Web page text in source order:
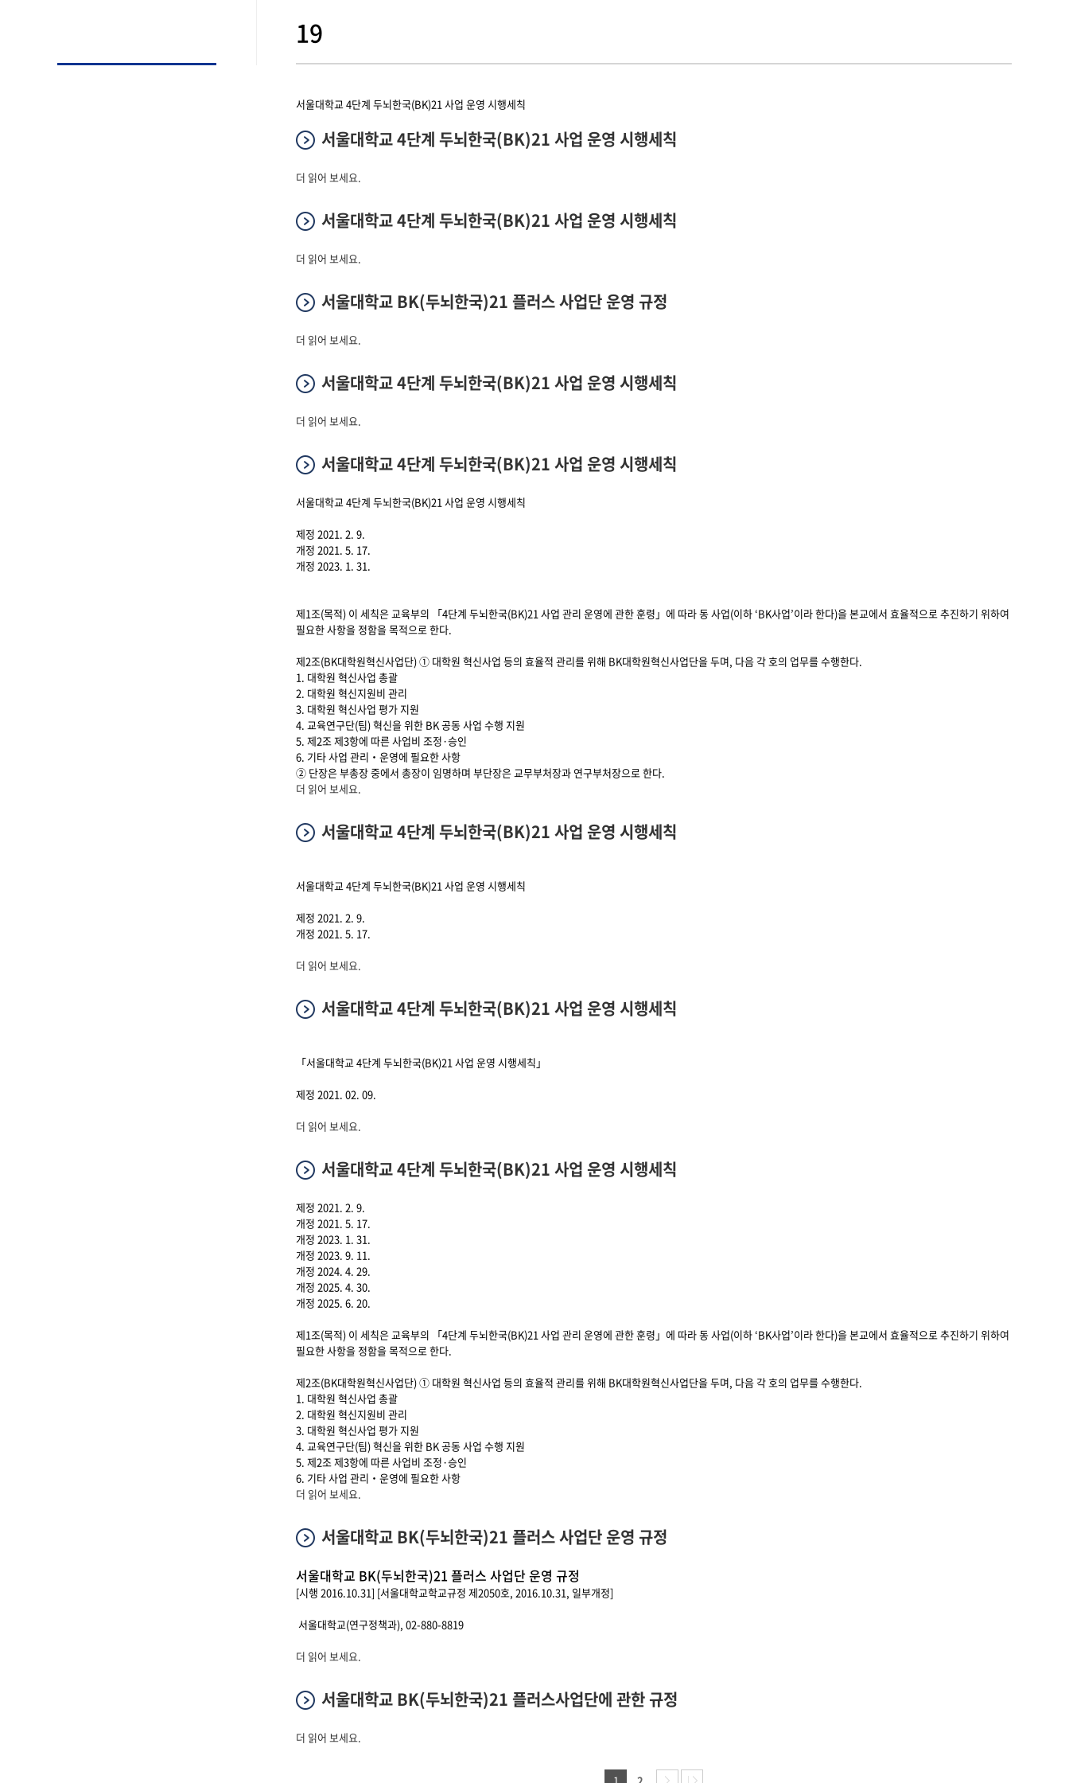
19
서울대학교 4단계 두뇌한국(BK)21 사업 운영 시행세칙
서울대학교 4단계 두뇌한국(BK)21 사업 운영 시행세칙
서울대학교 4단계 두뇌한국(BK)21 사업 운영 시행세칙에 대해서
더 읽어 보세요.
서울대학교 4단계 두뇌한국(BK)21 사업 운영 시행세칙
서울대학교 4단계 두뇌한국(BK)21 사업 운영 시행세칙에 대해서
더 읽어 보세요.
서울대학교 BK(두뇌한국)21 플러스 사업단 운영 규정
서울대학교 BK(두뇌한국)21 플러스 사업단 운영 규정에 대해서
더 읽어 보세요.
서울대학교 4단계 두뇌한국(BK)21 사업 운영 시행세칙
서울대학교 4단계 두뇌한국(BK)21 사업 운영 시행세칙에 대해서
더 읽어 보세요.
서울대학교 4단계 두뇌한국(BK)21 사업 운영 시행세칙
서울대학교 4단계 두뇌한국(BK)21 사업 운영 시행세칙
제정 2021. 2. 9.
개정 2021. 5. 17.
개정 2023. 1. 31.
제1조(목적) 이 세칙은 교육부의 「4단계 두뇌한국(BK)21 사업 관리 운영에 관한 훈령」에 따라 동 사업(이하 ‘BK사업’이라 한다)을 본교에서 효율적으로 추진하기 위하여
필요한 사항을 정함을 목적으로 한다.
제2조(BK대학원혁신사업단) ① 대학원 혁신사업 등의 효율적 관리를 위해 BK대학원혁신사업단을 두며, 다음 각 호의 업무를 수행한다.
1. 대학원 혁신사업 총괄
2. 대학원 혁신지원비 관리
3. 대학원 혁신사업 평가 지원
4. 교육연구단(팀) 혁신을 위한 BK 공동 사업 수행 지원
5. 제2조 제3항에 따른 사업비 조정·승인
6. 기타 사업 관리‧운영에 필요한 사항
② 단장은 부총장 중에서 총장이 임명하며 부단장은 교무부처장과 연구부처장으로 한다.
서울대학교 4단계 두뇌한국(BK)21 사업 운영 시행세칙에 대해서
더 읽어 보세요.
서울대학교 4단계 두뇌한국(BK)21 사업 운영 시행세칙
서울대학교 4단계 두뇌한국(BK)21 사업 운영 시행세칙
제정 2021. 2. 9.
개정 2021. 5. 17.
서울대학교 4단계 두뇌한국(BK)21 사업 운영 시행세칙에 대해서
더 읽어 보세요.
서울대학교 4단계 두뇌한국(BK)21 사업 운영 시행세칙
「서울대학교 4단계 두뇌한국(BK)21 사업 운영 시행세칙」
제정 2021. 02. 09.
서울대학교 4단계 두뇌한국(BK)21 사업 운영 시행세칙에 대해서
더 읽어 보세요.
서울대학교 4단계 두뇌한국(BK)21 사업 운영 시행세칙
제정 2021. 2. 9.
개정 2021. 5. 17.
개정 2023. 1. 31.
개정 2023. 9. 11.
개정 2024. 4. 29.
개정 2025. 4. 30.
개정 2025. 6. 20.
제1조(목적) 이 세칙은 교육부의 「4단계 두뇌한국(BK)21 사업 관리 운영에 관한 훈령」에 따라 동 사업(이하 ‘BK사업’이라 한다)을 본교에서 효율적으로 추진하기 위하여
필요한 사항을 정함을 목적으로 한다.
제2조(BK대학원혁신사업단) ① 대학원 혁신사업 등의 효율적 관리를 위해 BK대학원혁신사업단을 두며, 다음 각 호의 업무를 수행한다.
1. 대학원 혁신사업 총괄
2. 대학원 혁신지원비 관리
3. 대학원 혁신사업 평가 지원
4. 교육연구단(팀) 혁신을 위한 BK 공동 사업 수행 지원
5. 제2조 제3항에 따른 사업비 조정·승인
6. 기타 사업 관리‧운영에 필요한 사항
서울대학교 4단계 두뇌한국(BK)21 사업 운영 시행세칙에 대해서
더 읽어 보세요.
서울대학교 BK(두뇌한국)21 플러스 사업단 운영 규정
서울대학교 BK(두뇌한국)21 플러스 사업단 운영 규정
[시행 2016.10.31] [서울대학교학교규정 제2050호, 2016.10.31, 일부개정]
서울대학교(연구정책과), 02-880-8819
서울대학교 BK(두뇌한국)21 플러스 사업단 운영 규정에 대해서
더 읽어 보세요.
서울대학교 BK(두뇌한국)21 플러스사업단에 관한 규정
서울대학교 BK(두뇌한국)21 플러스사업단에 관한 규정에 대해서
더 읽어 보세요.